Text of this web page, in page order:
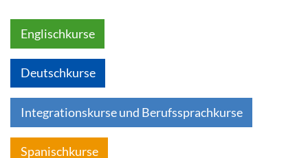
Englischkurse
Deutschkurse
Integrationskurse und Berufssprachkurse
Spanischkurse